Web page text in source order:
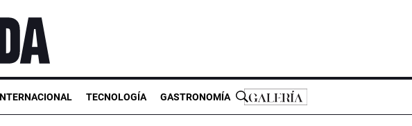
TECNOLOGÍA GASTRONOMÍA